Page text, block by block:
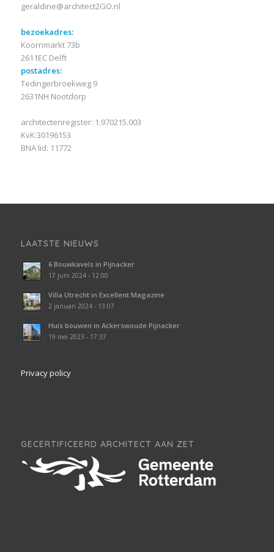
geraldine@architect2GO.nl
bezoekadres:
Koornmarkt 73b
2611EC Delft
postadres:
Tedingerbroekweg 9
2631NH Nootdorp
architectenregister: 1.970215.003
KvK:30196153
BNA lid: 11772
LAATSTE NIEUWS
6 Bouwkavels in Pijnacker
17 juni 2024 - 12:00
Villa Utrecht in Excellent Magazine
2 januari 2024 - 13:07
Huis bouwen in Ackerswoude Pijnacker
19 mei 2023 - 17:37
Privacy policy
GECERTIFICEERD ARCHITECT AAN ZET